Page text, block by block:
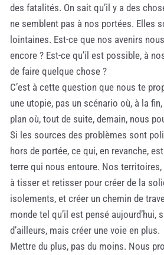
des fatalités. On sait qu’il y a des
ne semblent pas à nos portées. Elles
lointaines. Est-ce que nos avenirs
encore ? Est-ce qu’il est possible, à
de faire quelque chose ?
C’est à cette question que nous te
une utopie, pas un scénario où, à la
plan où, tout de suite, demain, nous
Si les sources des problèmes sont
hors de portée, ce qui, en revanche,
terre qui nous entoure. Nos territoires,
à tisser et retisser pour créer de la
isolements, et créer un chemin de
monde tel qu’il est pensé aujourd’hui,
d’ailleurs, mais créer une voie en plus.
Mettre du plus, pas du moins. Nous